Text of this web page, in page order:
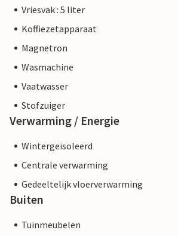
Vriesvak : 5 liter
Koffiezetapparaat
Magnetron
Wasmachine
Vaatwasser
Stofzuiger
Verwarming / Energie
Wintergeïsoleerd
Centrale verwarming
Gedeeltelijk vloerverwarming
Buiten
Tuinmeubelen